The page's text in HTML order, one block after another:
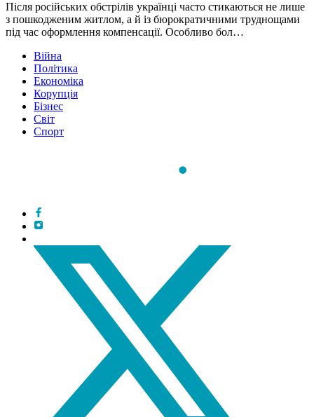
Після російських обстрілів українці часто стикаються не лише
з пошкодженим житлом, а й із бюрократичними труднощами
під час оформлення компенсації. Особливо бол…
Війна
Політика
Економіка
Корупція
Бізнес
Світ
Спорт